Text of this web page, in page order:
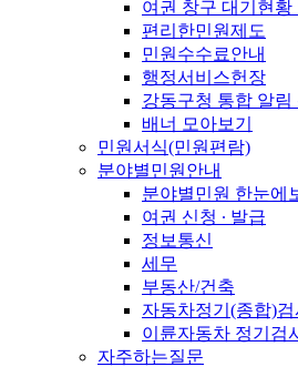
여권 창구 대기현
편리한민원제도
민원수수료안내
행정서비스헌장
강동구청 통합 알림
배너 모아보기
민원서식(민원편람)
분야별민원안내
분야별민원 한눈에
여권 신청 ∙ 발급
정보통신
세무
부동산/건축
자동차정기(종합)검
이륜자동차 정기검
자주하는질문